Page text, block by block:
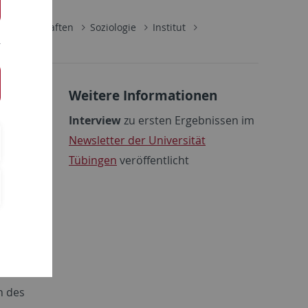
Soziologie
Institut
In
des
Weitere Informationen
Interviewzu ersten Ergebnissen im
Newsletter der Universität
Tübingen veröffentlicht